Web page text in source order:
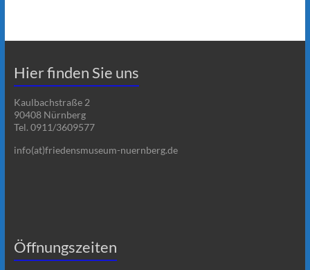
Hier finden Sie uns
Kaulbachstraße 2
90408 Nürnberg
Tel. 0911/3609577
info(at)friedensmuseum-nuernberg.de
Öffnungszeiten